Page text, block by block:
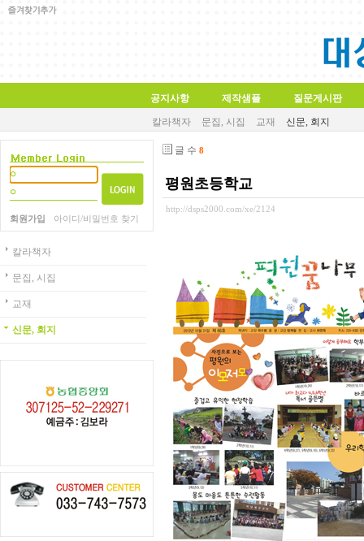
공지사항 제작샘플 질문게시판
칼라책자 문집, 시집 교재 신문, 회지
회원가입 아이디/비밀번호 찾기
칼라책자
문집, 시집
교재
신문, 회지
글 수 8
평원초등학교
http://dsps2000.com/xe/2124